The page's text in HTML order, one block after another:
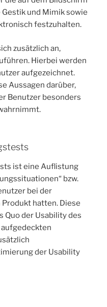
und Mimik sowie
festzuhalten.
zusätzlich an,
Hierbei werden
aufgezeichnet.
Aussagen darüber,
Benutzer besonders
ist eine Auflistung
bzw.
bei der
hatten. Diese
Quo der Usability des
aufgedeckten
der Usability